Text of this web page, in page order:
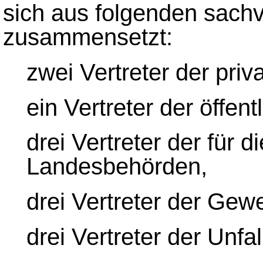
sich aus folgenden
zusammensetzt:
zwei Vertreter der
ein Vertreter der
drei Vertreter der für
Landesbehörden,
drei Vertreter der
drei Vertreter der